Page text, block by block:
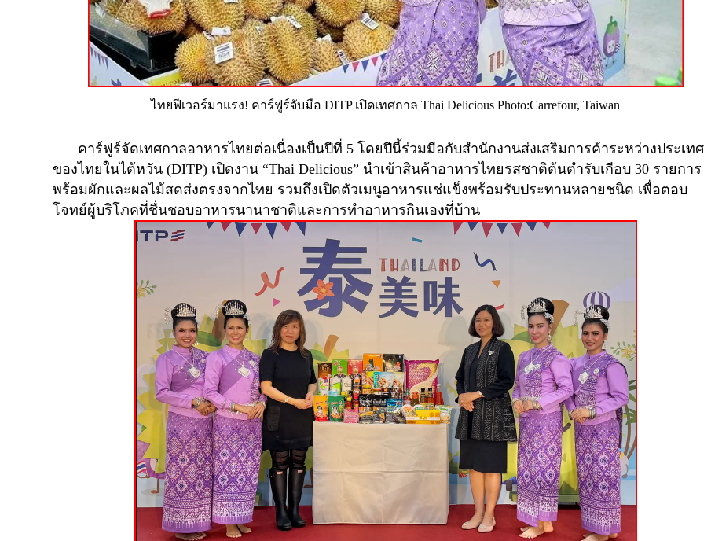
ไทยฟีเวอร์มาแรง! คาร์ฟูร์จับมือ DITP เปิดเทศกาล Thai Delicious Photo:Carrefour, Taiwan
คาร์ฟูร์จัดเทศกาลอาหารไทยต่อเนื่องเป็นปีที่ 5โดยปีนี้ร่วมมือกับสำนักงานส่งเสริมการค้าระหว่างประเทศ
ของไทยในไต้หวัน (DITP) เปิดงาน “Thai Delicious” นำเข้าสินค้าอาหารไทยรสชาติต้นตำรับเกือบ30 รายการ
พร้อมผักและผลไม้สดส่งตรงจากไทย รวมถึงเปิดตัวเมนูอาหารแช่แข็งพร้อมรับประทานหลายชนิด เพื่อตอบ
โจทย์ผู้บริโภคที่ชื่นชอบอาหารนานาชาติและการทำอาหารกินเองที่บ้าน